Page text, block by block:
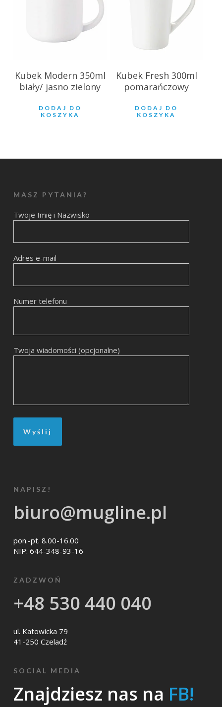
Kubek Modern 350ml
biały/ jasno zielony
DODAJ DO
KOSZYKA
Kubek Fresh 300ml
pomarańczowy
DODAJ DO
KOSZYKA
MASZ PYTANIA?
Twoje Imię i Nazwisko
Adres e-mail
Numer telefonu
Twoja wiadomości (opcjonalne)
NAPISZ!
biuro@mugline.pl
pon.-pt. 8.00-16.00
NIP: 644-348-93-16
ZADZWOŃ
+48 530 440 040
ul. Katowicka 79
41-250 Czeladź
SOCIAL MEDIA
Znajdziesz nas na FB!